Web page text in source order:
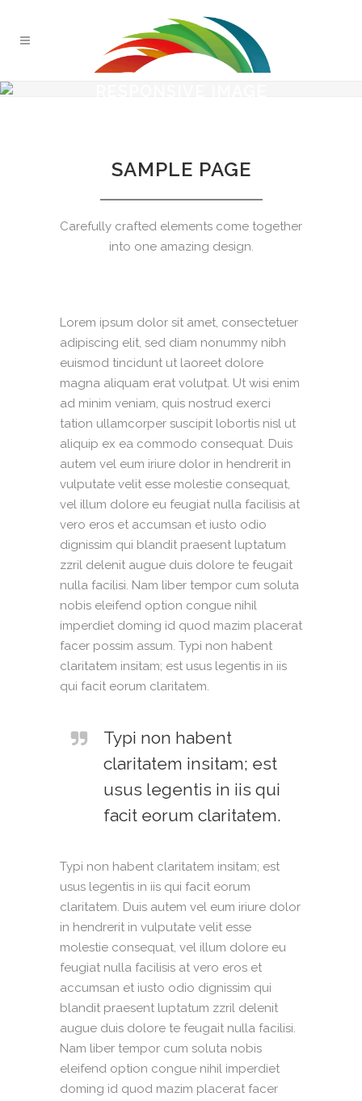
SAMPLE PAGE
Carefully crafted elements come together
into one amazing design.
Lorem ipsum dolor sit amet, consectetuer
adipiscing elit, sed diam nonummy nibh
euismod tincidunt ut laoreet dolore
magna aliquam erat volutpat. Ut wisi enim
ad minim veniam, quis nostrud exerci
tation ullamcorper suscipit lobortis nisl ut
aliquip ex ea commodo consequat. Duis
autem vel eum iriure dolor in hendrerit in
vulputate velit esse molestie consequat,
vel illum dolore eu feugiat nulla facilisis at
vero eros et accumsan et iusto odio
dignissim qui blandit praesent luptatum
zzril delenit augue duis dolore te feugait
nulla facilisi. Nam liber tempor cum soluta
nobis eleifend option congue nihil
imperdiet doming id quod mazim placerat
facer possim assum. Typi non habent
claritatem insitam; est usus legentis in iis
qui facit eorum claritatem.
Typi non habent
claritatem insitam; est
usus legentis in iis qui
facit eorum claritatem.
Typi non habent claritatem insitam; est
usus legentis in iis qui facit eorum
claritatem. Duis autem vel eum iriure dolor
in hendrerit in vulputate velit esse
molestie consequat, vel illum dolore eu
feugiat nulla facilisis at vero eros et
accumsan et iusto odio dignissim qui
blandit praesent luptatum zzril delenit
augue duis dolore te feugait nulla facilisi.
Nam liber tempor cum soluta nobis
eleifend option congue nihil imperdiet
doming id quod mazim placerat facer